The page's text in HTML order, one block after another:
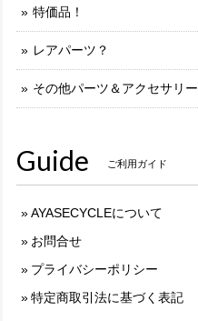
特価品！
レアパーツ？
その他パーツ＆アクセサリー
Guide ご利用ガイド
AYASECYCLEについて
お問合せ
プライバシーポリシー
特定商取引法に基づく表記